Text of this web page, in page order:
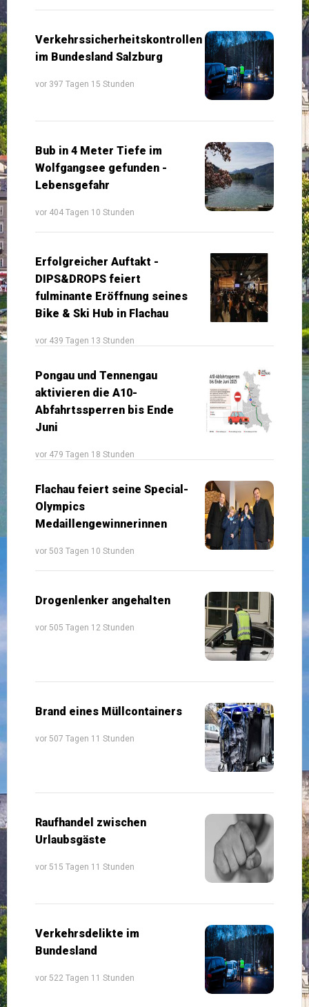
Verkehrssicherheitskontrollen
im Bundesland Salzburg
vor 397 Tagen 15 Stunden
Bub in 4 Meter Tiefe im
Wolfgangsee gefunden -
Lebensgefahr
vor 404 Tagen 10 Stunden
Erfolgreicher Auftakt -
DIPS&DROPS feiert
fulminante Eröffnung seines
Bike & Ski Hub in Flachau
vor 439 Tagen 13 Stunden
Pongau und Tennengau
aktivieren die A10-
Abfahrtssperren bis Ende
Juni
vor 479 Tagen 18 Stunden
Flachau feiert seine Special-
Olympics
Medaillengewinnerinnen
vor 503 Tagen 10 Stunden
Drogenlenker angehalten
vor 505 Tagen 12 Stunden
Brand eines Müllcontainers
vor 507 Tagen 11 Stunden
Raufhandel zwischen
Urlaubsgäste
vor 515 Tagen 11 Stunden
Verkehrsdelikte im
Bundesland
vor 522 Tagen 11 Stunden